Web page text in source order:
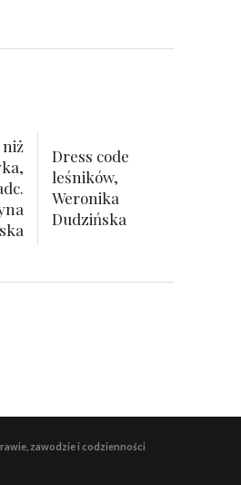
niż
Dress code
leśników,
Weronika
Dudzińska
zawodzie i codzienności